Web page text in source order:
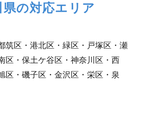
県の対応エリア
筑区・港北区・緑区・戸塚区・瀬
区・保土ケ谷区・神奈川区・西
区・磯子区・金沢区・栄区・泉